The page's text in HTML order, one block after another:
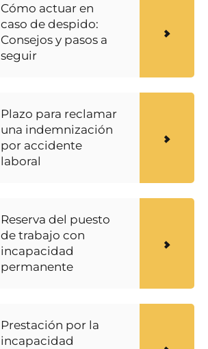
Cómo actuar en
caso de despido:
Consejos y pasos a
seguir
Plazo para reclamar
una indemnización
por accidente
laboral
Reserva del puesto
de trabajo con
incapacidad
permanente
Prestación por la
incapacidad